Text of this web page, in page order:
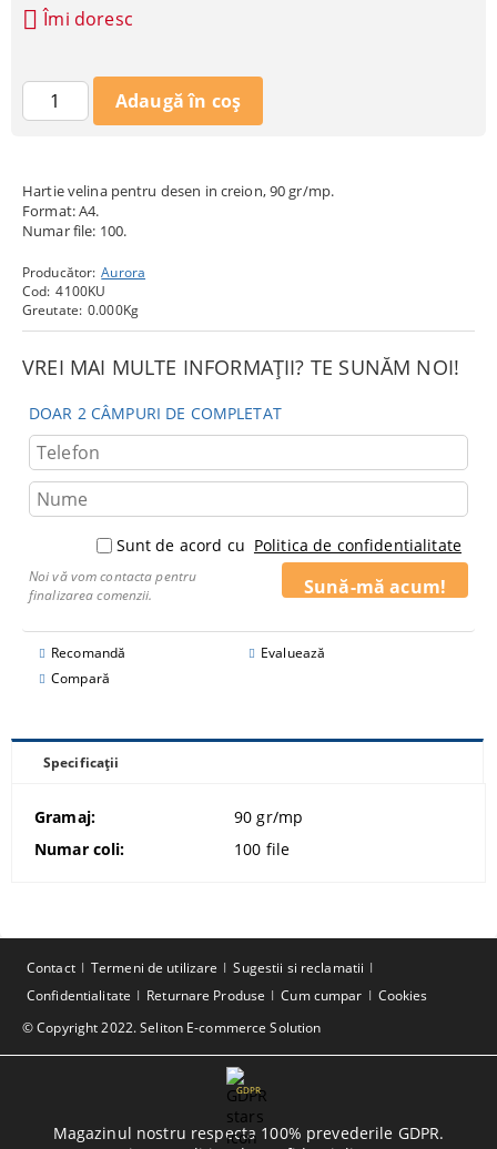
Hartie velina pentru desen in creion, 90 gr/mp.
Format: A4.
Numar file: 100.
Producător: Aurora
Cod: 4100KU
Greutate: 0.000Kg
VREI MAI MULTE INFORMAȚII? TE SUNĂM NOI!
DOAR 2 CÂMPURI DE COMPLETAT
Sunt de acord cu Politica de confidentialitate
Noi vă vom contacta pentru
finalizarea comenzii.
Recomandă
Evaluează
Compară
Îmi doresc
Specificații
Gramaj:
90 gr/mp
Numar coli:
100 file
© Copyright 2022. Seliton E-commerce Solution
Contact Termeni de utilizare
Sugestii si reclamatii
Confidentialitate
Returnare Produse Cum cumpar Cookies
GDPR
Magazinul nostru respecta 100% prevederile GDPR.